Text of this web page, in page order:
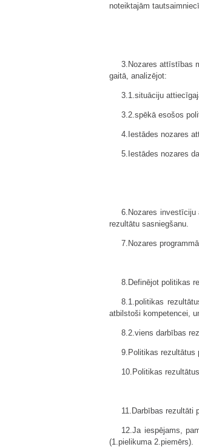
noteiktajām
3.Nozares attīstības
gaitā, analizējot:
3.1.situāciju
3.2.spēkā esošos
4.Iestādes nozares
5.Iestādes nozares
6.Nozares investīciju
rezultātu sasniegšanu.
7.Nozares
8.Definējot politikas
8.1.politikas
atbilstoši kompetencei,
8.2.viens darbības
9.Politikas rezultātus
10.Politikas
11.Darbības rezultāti
12.Ja iespējams,
(1.pielikuma 2.piemērs).